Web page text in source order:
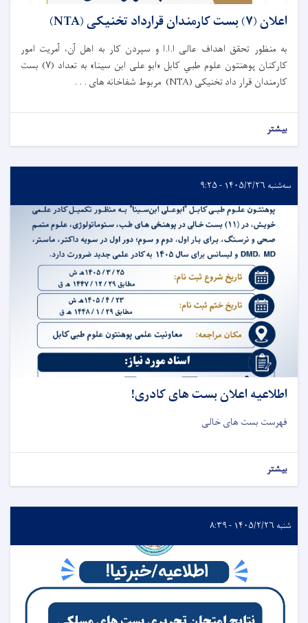
اعلان (۷) بست کارمندان قرارداد تخنیکی (NTA)
به منظور تحقق اهداف عالی ا.ا.ا و سپردن کار به اهل آن، آمریت امور
کارکنان پوهنتون علوم طبي کابل «ابو علی ابن سینا» به تعداد (۷) بست
کارمندان قرار داد تخنیکی (NTA) مربوط شفاخانه های . . .
بیشتر
سه‌شنبه ۱۴۰۵/۳/۲۶ - ۹:۲۵
اطلاعیه اعلان بست های کادری!
فهرست بست های خالی
بیشتر
شنبه ۱۴۰۵/۲/۲۶ - ۸:۳۹